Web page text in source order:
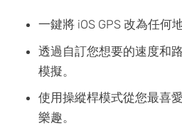
一鍵將 iOS GPS 改為任何
透過自訂您想要的速度和
模擬。
使用操縱桿模式從您最喜
樂趣。